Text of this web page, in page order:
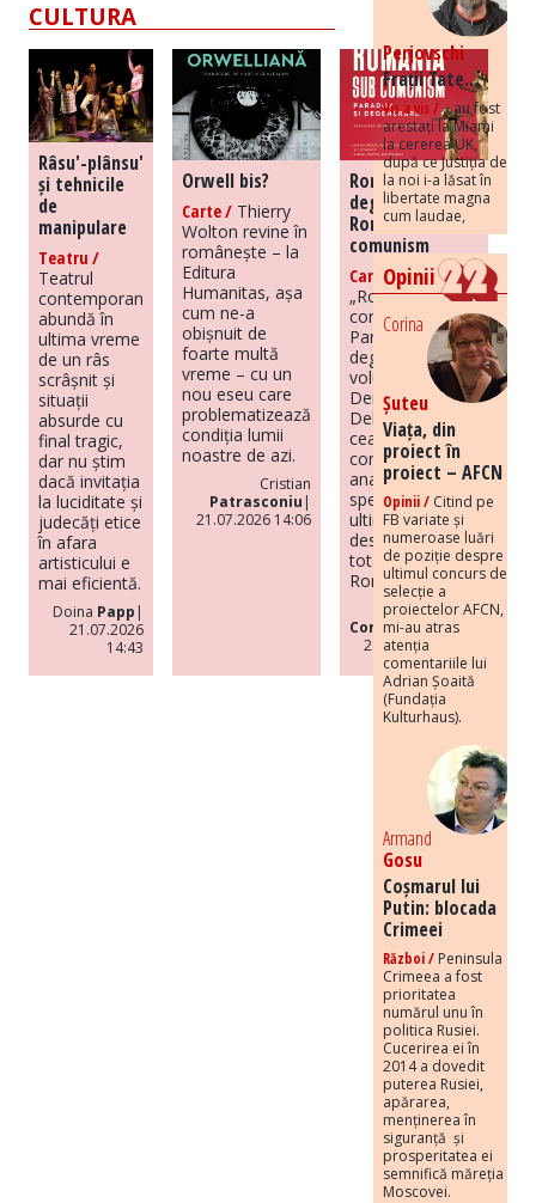
CULTURA
Râsu'-plânsu'
și tehnicile
de
manipulare
Teatru /
Teatrul
contemporan
abundă în
ultima vreme
de un râs
scrâșnit și
situații
absurde cu
final tragic,
dar nu știm
dacă invitația
la luciditate și
judecăți etice
în afara
artisticului e
mai eficientă.
Doina Papp |
21.07.2026
14:43
Orwell bis?
Carte / Thierry
Wolton revine în
românește – la
Editura
Humanitas, așa
cum ne-a
obișnuit de
foarte multă
vreme – cu un
nou eseu care
problematizează
condiția lumii
noastre de azi.
Cristian
Patrasconiu |
21.07.2026 14:06
România
degenerată –
România în
comunism
Carte /
„România sub
comunism.
Paradox și
degenerare”,
volumul lui
Dennis
Deletant, este
cea mai
completă
analiză de
specialitate din
ultimii ani
despre regimul
totalitar din
România.
Codrut
Constantinescu
21.07.2026 14:37
Perjovschi
Frații Tate...
Vis a vis /...au fost
arestați la Miami
la cererea UK,
după ce Justiția de
la noi i-a lăsat în
libertate magna
cum laudae,
Opinii
Corina
Șuteu
Viața, din
proiect în
proiect – AFCN
Opinii / Citind pe
FB variate și
numeroase luări
de poziție despre
ultimul concurs de
selecție a
proiectelor AFCN,
mi-au atras
atenția
comentariile lui
Adrian Șoaită
(Fundația
Kulturhaus).
Armand
Gosu
Coșmarul lui
Putin: blocada
Crimeei
Război / Peninsula
Crimeea a fost
prioritatea
numărul unu în
politica Rusiei.
Cucerirea ei în
2014 a dovedit
puterea Rusiei,
apărarea,
menținerea în
siguranță și
prosperitatea ei
semnifică măreția
Moscovei.